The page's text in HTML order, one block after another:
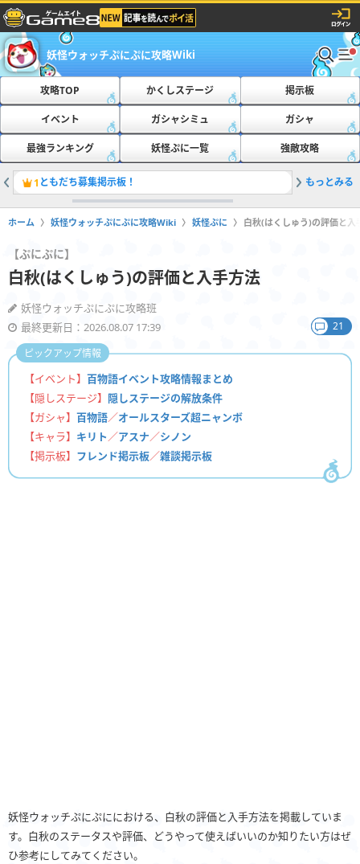
妖怪ウォッチぷにぷに攻略Wiki
攻略TOP かくしステージ 掲示板
イベント ガシャシミュ ガシャ
最強ランキング 妖怪ぷに一覧 強敵攻略
1 ともだち募集掲示板！ 2おたす
もっとみる
ホーム 妖怪ウォッチぷにぷに攻略Wiki 妖怪ぷに 白秋(はくしゅう)の評価と入
【ぷにぷに】
白秋(はくしゅう)の評価と入手方法
妖怪ウォッチぷにぷに攻略班
最終更新日：2026.08.07 17:39
21
【イベント】 百物語イベント攻略情報まとめ
【隠しステージ】 隠しステージの解放条件
【ガシャ】 百物語／オールスターズ超ニャンボ
【キャラ】 キリト／アスナ／シノン
【掲示板】 フレンド掲示板／雑談掲示板
ピックアップ情報
妖怪ウォッチぷにぷににおける、白秋の評価と入手方法を掲載していま
す。白秋のステータスや評価、どうやって使えばいいのか知りたい方はぜ
ひ参考にしてみてください。